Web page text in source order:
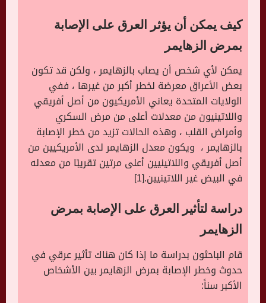
كيف يمكن أن يؤثر العرق على الإصابة
بمرض الزهايمر
يمكن لأي شخص أن يصاب بالزهايمر ، ولكن قد تكون
بعض الأعراق معرضة لخطر أكبر من غيرها ، ففي
الولايات المتحدة يعاني الأمريكيون من أصل أفريقي
واللاتينيون من معدلات أعلى من مرض السكري
وأمراض القلب ، وهذه الحالات تزيد من خطر الإصابة
بالزهايمر ، ويكون معدل الزهايمر لدى الأمريكيين من
أصل أفريقي واللاتينيين أعلى مرتين تقريبًا من معدله
في البيض غير اللاتينيين.[1]
دراسة لتأثير العرق على الإصابة بمرض
الزهايمر
قام الباحثون بدراسة ما إذا كان هناك تأثير عرقي في
حدوث وخطر الإصابة بمرض الزهايمر بين الأشخاص
الأكبر سناً: